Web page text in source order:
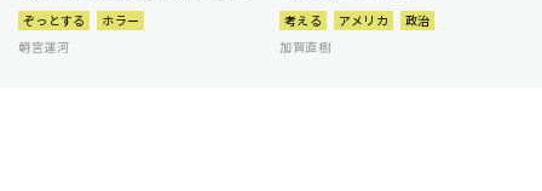
ぞっとする
ホラー
朝宮運河
考える アメリカ
政治
加賀直樹